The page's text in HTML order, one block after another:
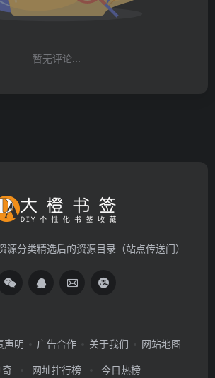
暂无评论...
源分类精选后的资源目录（站点传送门）
声明 广告合作 关于我们
网站地图
网址排行榜 今日热榜